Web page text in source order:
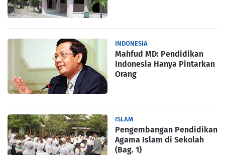
INDONESIA
Mahfud MD: Pendidikan
Indonesia Hanya Pintarkan
Orang
ISLAM
Pengembangan Pendidikan
Agama Islam di Sekolah
(Bag. 1)